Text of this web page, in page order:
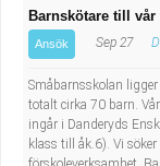
Barnskötare till
Ansök Sep 27
Småbarnsskolan
totalt cirka 70 barn.
ingår i Danderyds
klass till åk.6). Vi